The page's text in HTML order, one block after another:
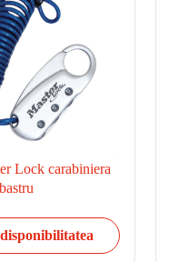
Lock carabiniera